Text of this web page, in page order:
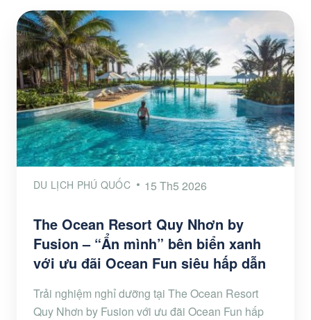
DU LỊCH PHÚ QUỐC 15 Th5 2026
The Ocean Resort Quy Nhơn by
Fusion – “Ẩn mình” bên biển xanh
với ưu đãi Ocean Fun siêu hấp dẫn
Trải nghiệm nghỉ dưỡng tại The Ocean Resort
Quy Nhơn by Fusion với ưu đãi Ocean Fun hấp